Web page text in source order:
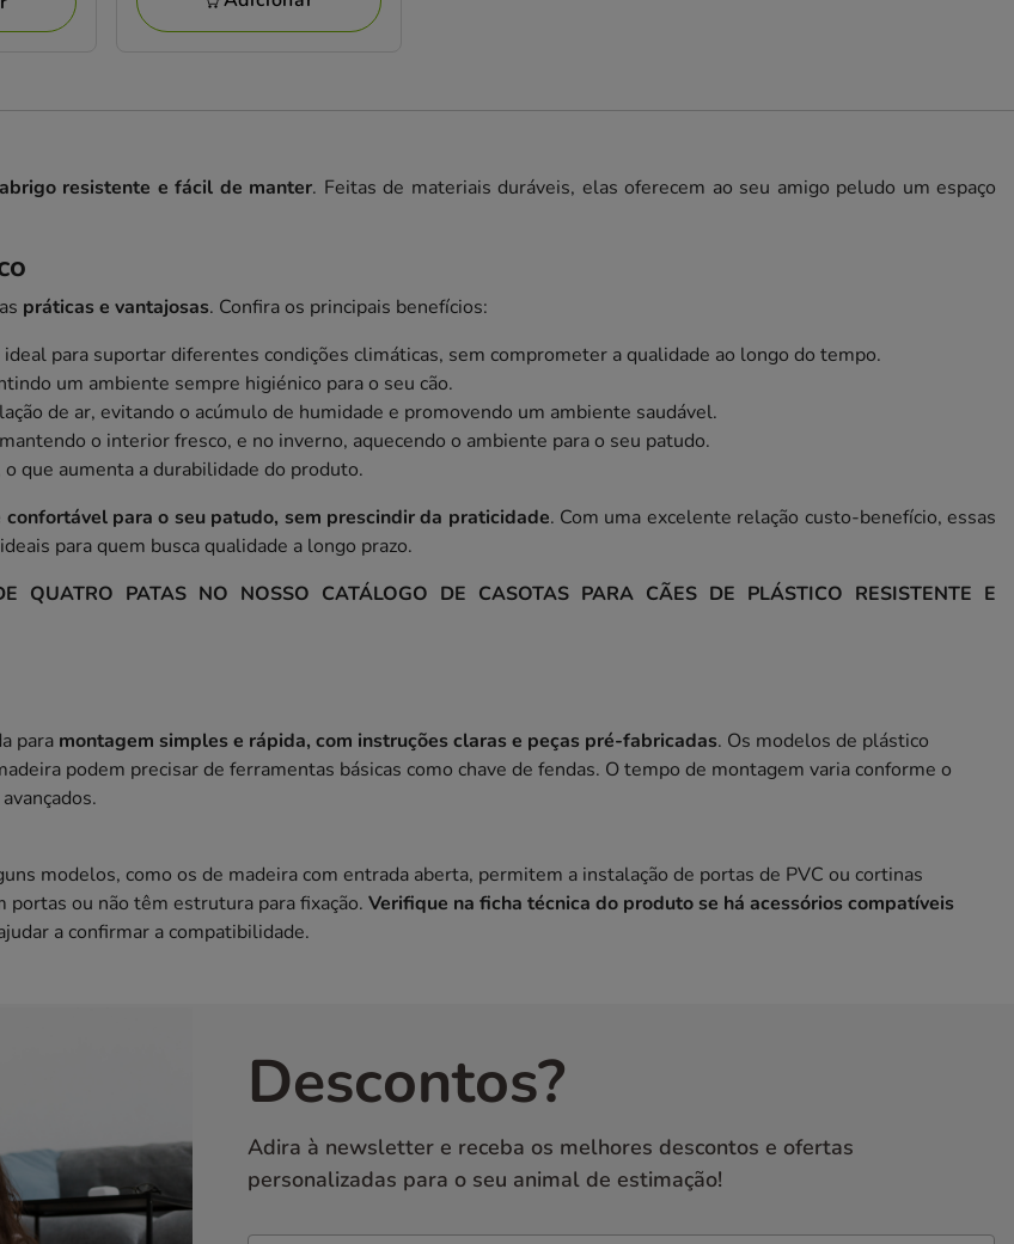
abrigo resistente e fácil de manter. Feitas de materiais duráveis, elas oferecem ao seu amigo peludo um espaço
práticas e vantajosas. Confira os principais benefícios:
para suportar diferentes condições climáticas, sem comprometer a qualidade ao longo do tempo.
um ambiente sempre higiénico para o seu cão.
de ar, evitando o acúmulo de humidade e promovendo um ambiente saudável.
o interior fresco, e no inverno, aquecendo o ambiente para o seu patudo.
que aumenta a durabilidade do produto.
para o seu patudo, sem prescindir da praticidade. Com uma excelente relação custo-benefício, essas
para quem busca qualidade a longo prazo.
QUATRO PATAS NO NOSSO CATÁLOGO DE CASOTAS PARA CÃES DE PLÁSTICO RESISTENTE E
para montagem simples e rápida, com instruções claras e peças pré-fabricadas. Os modelos de plástico
podem precisar de ferramentas básicas como chave de fendas. O tempo de montagem varia conforme o
modelos, como os de madeira com entrada aberta, permitem a instalação de portas de PVC ou cortinas
ou não têm estrutura para fixação. Verifique na ficha técnica do produto se há acessórios compatíveis
a confirmar a compatibilidade.
Descontos?
Adira à newsletter e receba os melhores descontos e ofertas
personalizadas para o seu animal de estimação!